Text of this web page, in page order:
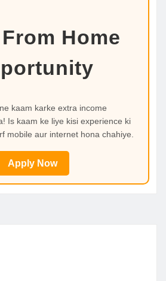
Home
kaam karke extra income
Is kaam ke liye kisi experience ki
mobile aur internet hona chahiye.
Apply Now